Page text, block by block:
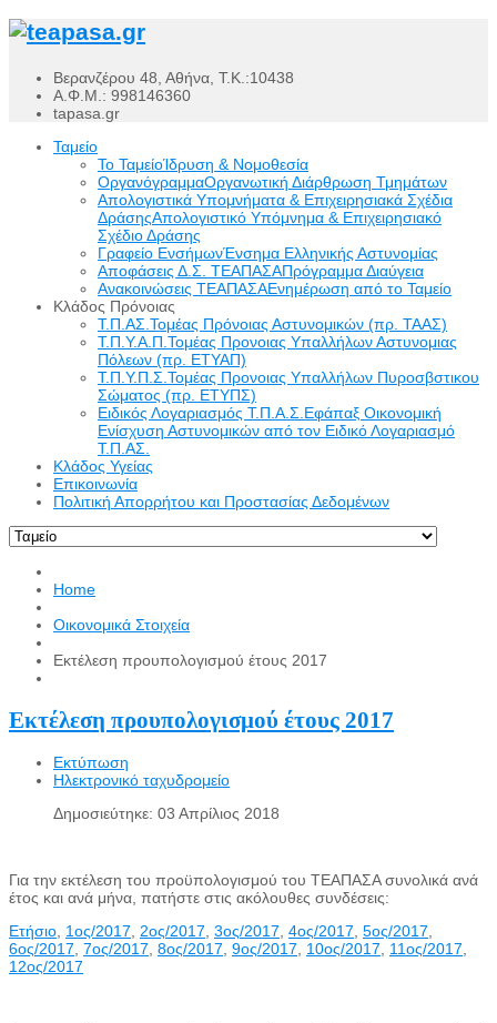
Βερανζέρου 48, Αθήνα, Τ.Κ.:10438
Α.Φ.Μ.: 998146360
tapasa.gr
Ταμείο
Το ΤαμείοΊδρυση & Νομοθεσία
ΟργανόγραμμαΟργανωτική Διάρθρωση Τμημάτων
Απολογιστικά Υπομνήματα & Επιχειρησιακά Σχέδια
ΔράσηςΑπολογιστικό Υπόμνημα & Επιχειρησιακό
Σχέδιο Δράσης
Γραφείο ΕνσήμωνΈνσημα Ελληνικής Αστυνομίας
Αποφάσεις Δ.Σ. ΤΕΑΠΑΣΑΠρόγραμμα Διαύγεια
Ανακοινώσεις ΤΕΑΠΑΣΑΕνημέρωση από το Ταμείο
Κλάδος Πρόνοιας
Τ.Π.ΑΣ.Τομέας Πρόνοιας Αστυνομικών (πρ. ΤΑΑΣ)
Τ.Π.Υ.Α.Π.Τομέας Προνοιας Υπαλλήλων Αστυνομιας
Πόλεων (πρ. ΕΤΥΑΠ)
Τ.Π.Υ.Π.Σ.Τομέας Προνοιας Υπαλλήλων Πυροσβστικου
Σώματος (πρ. ΕΤΥΠΣ)
Ειδικός Λογαριασμός Τ.Π.Α.Σ.Εφάπαξ Οικονομική
Ενίσχυση Αστυνομικών από τον Ειδικό Λογαριασμό
Τ.Π.ΑΣ.
Κλάδος Υγείας
Επικοινωνία
Πολιτική Απορρήτου και Προστασίας Δεδομένων
Home
Οικονομικά Στοιχεία
Εκτέλεση προυπολογισμού έτους 2017
Εκτέλεση προυπολογισμού έτους 2017
Εκτύπωση
Ηλεκτρονικό ταχυδρομείο
Δημοσιεύτηκε: 03 Απρίλιος 2018
Για την εκτέλεση του προϋπολογισμού του ΤΕΑΠΑΣΑ συνολικά ανά
έτος και ανά μήνα, πατήστε στις ακόλουθες συνδέσεις:
Ετήσιο, 1ος/2017, 2ος/2017, 3ος/2017, 4ος/2017, 5ος/2017,
6ος/2017, 7ος/2017, 8ος/2017, 9ος/2017, 10ος/2017, 11ος/2017,
12ος/2017